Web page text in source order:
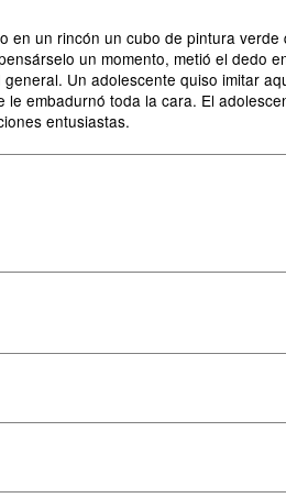
en un rincón un cubo de pintura verde
un momento, metió el dedo
Un adolescente quiso imitar
embadurnó toda la cara. El
entusiastas.